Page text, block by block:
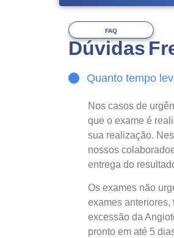
FAQ
Dúvidas
Quanto tempo
Nos casos de
que o exame é
sua realização.
nossos
entrega do
Os exames não
exames anteriores,
excessão da
pronto em até 5